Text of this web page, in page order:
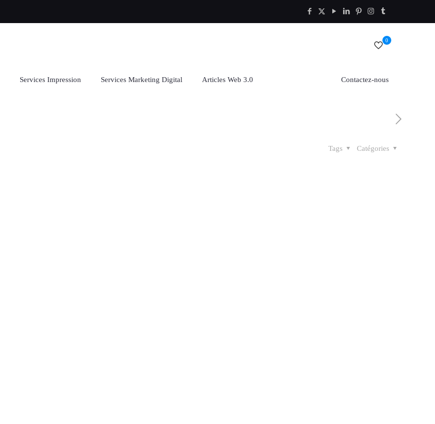
0
Services Impression Services Marketing Digital Articles Web 3.0 Contactez-nous
Catégories
Tags